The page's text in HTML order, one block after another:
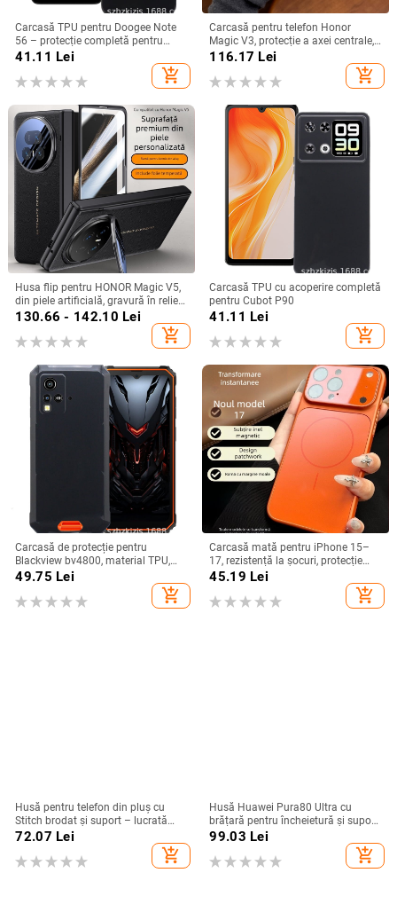
Carcasă TPU pentru Doogee Note
56 – protecție completă pentru
Note 56, Plus și Pro, realizată
41.11 Lei
add_shopping_cart
Carcasă pentru telefon Honor
Magic V3, protecție a axei centrale,
noul model Magic V5, husă ușoară
electroplacare, anti-cădere
116.17 Lei
add_shopping_cart
Husa flip pentru HONOR Magic V5,
din piele artificială, gravură în relief,
stil Ins, anti-cadere
130.66 - 142.10 Lei
add_shopping_cart
Carcasă TPU cu acoperire completă
pentru Cubot P90
41.11 Lei
add_shopping_cart
Carcasă de protecție pentru
Blackview bv4800, material TPU,
realizată manual, personalizabilă
49.75 Lei
add_shopping_cart
Carcasă mată pentru iPhone 15–
17, rezistență la șocuri, protecție
pentru obiectiv, prindere magnetică,
45.19 Lei
add_shopping_cart
Husă pentru telefon din pluș cu
Stitch brodat și suport – lucrată
manual, stil desen animat drăguț,
protecție anti-cădere, pentru seria
iPhone 11–17
72.07 Lei
add_shopping_cart
Husă Huawei Pura80 Ultra cu
brățară pentru încheietură și suport
rotativ — textură piele Napa
99.03 Lei
add_shopping_cart